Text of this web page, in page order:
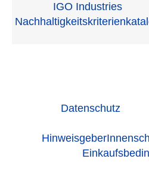
IGO Industries
Datenschutz